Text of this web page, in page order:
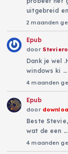
uitgebreid
2 maanden
Epub
door
Dank je wel
windows ki …
4 maanden
Epub
door
Beste
wat de een …
4 maanden